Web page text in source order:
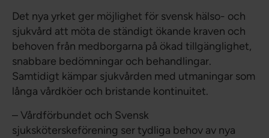
Det nya yrket ger möjlighet för svensk hälso- och
sjukvård att möta de ständigt ökande kraven och
behoven från medborgarna på ökad tillgänglighet,
snabbare bedömningar och behandlingar.
Samtidigt kämpar sjukvården med utmaningar som
långa vårdköer och bristande kontinuitet.
– Vårdförbundet och Svensk
sjuksköterskeförening ser tydliga behov av nya